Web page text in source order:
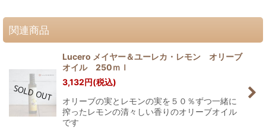
関連商品
Lucero メイヤー＆ユーレカ・レモン オリーブ
オイル 250ｍｌ
3,132円(税込)
オリーブの実とレモンの実を５０％ずつ一緒に
搾ったレモンの清々しい香りのオリーブオイル
です